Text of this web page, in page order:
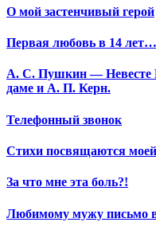
О мой застенчивый герой
Первая любовь в 14
А. С. Пушкин — Невесте
даме и А. П. Керн.
Телефонный звонок
Стихи посвящаются
За что мне эта боль?!
Любимому мужу письмо